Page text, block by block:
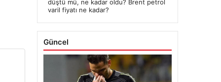
düştü mü, ne kadar oldu? Brent petrol
varil fiyatı ne kadar?
Güncel